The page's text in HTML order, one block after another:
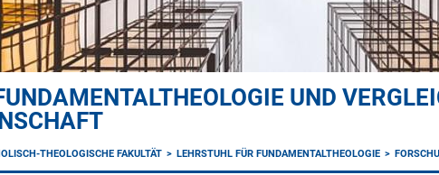
UND
THEOLOGISCHE FAKULTÄT LEHRSTUHL FÜR FUNDAMENTALTHEOLOGIE